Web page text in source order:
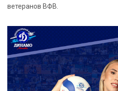
ветеранов ВФВ.